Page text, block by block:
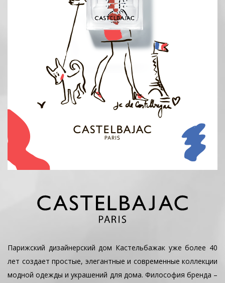
Парижский дизайнерский дом Кастельбажак уже более 40
лет создает простые, элегантные и современные коллекции
модной одежды и украшений для дома. Философия бренда –